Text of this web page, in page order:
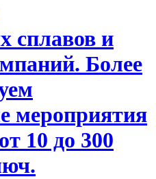
сплавов и
Более
мероприятия
10 до 300